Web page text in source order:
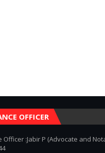
OFFICER
Officer :Jabir P (Advocate and